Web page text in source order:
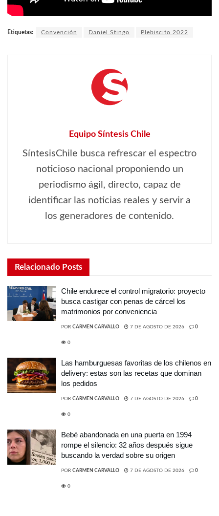
Etiquetas: Convención Daniel Stingo Plebiscito 2022
Equipo Síntesis Chile
SíntesisChile busca refrescar el espectro
noticioso nacional proponiendo un
periodismo ágil, directo, capaz de
identificar las noticias reales y servir a
los generadores de contenido.
Relacionado Posts
Chile endurece el control migratorio: proyecto
busca castigar con penas de cárcel los
matrimonios por conveniencia
POR CARMEN CARVALLO 7 DE AGOSTO DE 2026 0
0
Las hamburguesas favoritas de los chilenos en
delivery: estas son las recetas que dominan
los pedidos
POR CARMEN CARVALLO 7 DE AGOSTO DE 2026 0
0
Bebé abandonada en una puerta en 1994
rompe el silencio: 32 años después sigue
buscando la verdad sobre su origen
POR CARMEN CARVALLO 7 DE AGOSTO DE 2026 0
0